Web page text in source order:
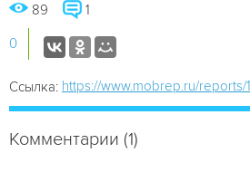
89 1
0
Ссылка: https://www.mobrep.ru/reports/
Комментарии (1)